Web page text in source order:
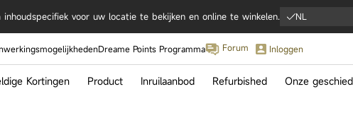
voor uw locatie te bekijken en online te winkelen. NL
Dreame Points Programma Forum Inloggen
Kortingen Product Inruilaanbod Refurbished Onze